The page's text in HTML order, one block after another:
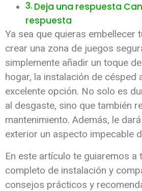
Deja una respuesta
respuesta
Ya sea que quieras embellecer
crear una zona de juegos
simplemente añadir un toque
hogar, la instalación de césped
excelente opción. No solo es
al desgaste, sino que también
mantenimiento. Además, le
exterior un aspecto impecable
En este artículo te guiaremos a
completo de instalación y
consejos prácticos y